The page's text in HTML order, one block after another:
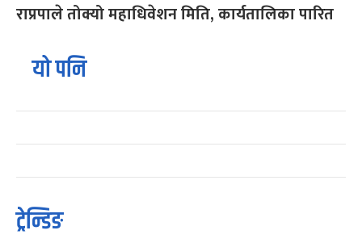
राप्रपाले तोक्यो महाधिवेशन मिति, कार्यतालिका पारित
यो पनि
ट्रेन्डिङ